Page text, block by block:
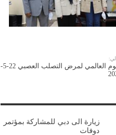
اليوم العالمي لمرض التصلب العصبي 22-5-
زيارة الى دبي للمشاركة بمؤتمر
دوفات